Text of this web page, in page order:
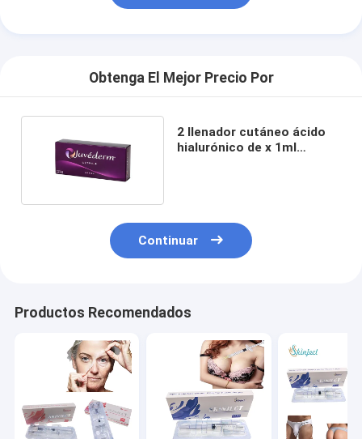
Obtenga El Mejor Precio Por
2 llenador cutáneo ácido
hialurónico de x 1ml
Continuar
Productos Recomendados